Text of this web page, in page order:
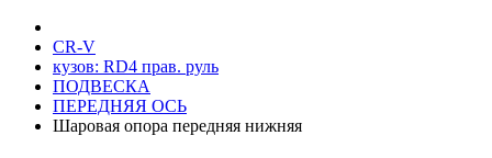
CR-V
кузов: RD4 прав. руль
ПОДВЕСКА
ПЕРЕДНЯЯ ОСЬ
Шаровая опора передняя нижняя